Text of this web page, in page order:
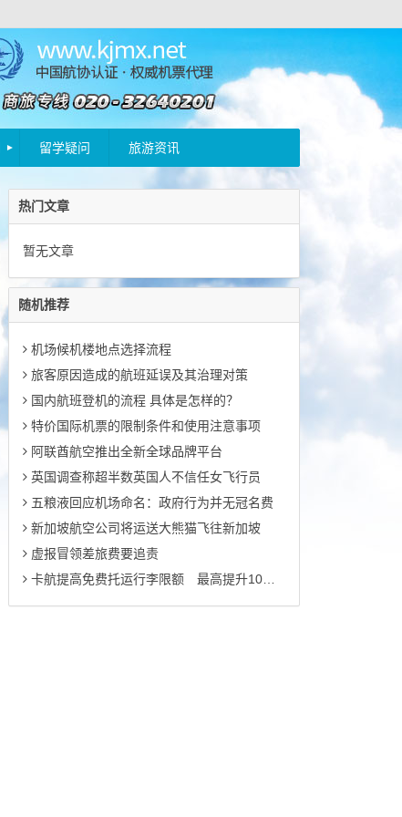
留学疑问 旅游资讯
热门文章
暂无文章
随机推荐
机场候机楼地点选择流程
旅客原因造成的航班延误及其治理对策
国内航班登机的流程 具体是怎样的？
特价国际机票的限制条件和使用注意事项
阿联酋航空推出全新全球品牌平台
英国调查称超半数英国人不信任女飞行员
五粮液回应机场命名：政府行为并无冠名费
新加坡航空公司将运送大熊猫飞往新加坡
虚报冒领差旅费要追责
卡航提高免费托运行李限额 最高提升10公斤